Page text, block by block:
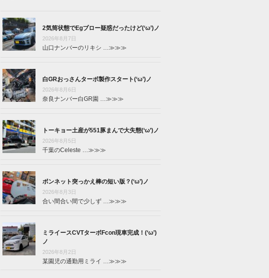
2気筒状態でEgブロー疑惑だったけど(‘ω’)ノ
2026年8月7日
山口ナンバーのリキシ …≫≫≫
白GRおっさんターボ製作スタート(‘ω’)ノ
2026年8月6日
奈良ナンバー白GR園 …≫≫≫
トーキョー土産が551豚まんで大失態(‘ω’)ノ
2026年8月5日
千葉のCeleste …≫≫≫
ボンネット突っかえ棒の短い版？(‘ω’)ノ
2026年8月3日
合い間合い間で少しず …≫≫≫
ミライースCVTターボFcon現車完成！(‘ω’)
ノ
2026年8月2日
某園児の通勤用ミライ …≫≫≫